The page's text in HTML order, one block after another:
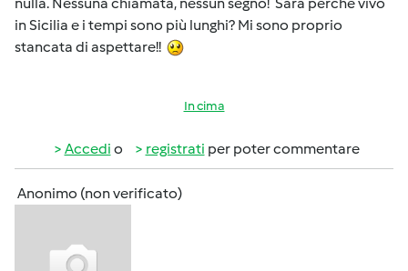
in Sicilia e i tempi sono più lunghi? Mi sono proprio
stancata di aspettare!!
In cima
Accedi o registrati per poter commentare
Anonimo (non verificato)